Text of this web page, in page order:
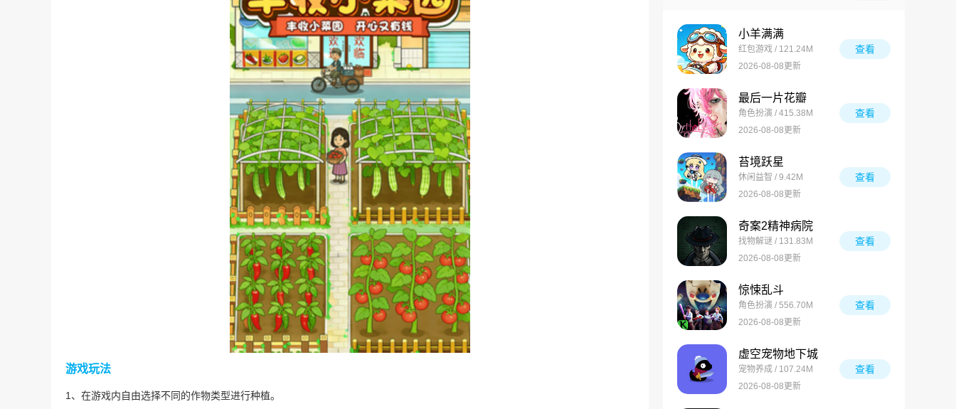
游戏玩法
1、在游戏内自由选择不同的作物类型进行种植。
小羊满满
红包游戏 / 121.24M
2026-08-08更新
查看
最后一片花瓣
角色扮演 / 415.38M
2026-08-08更新
查看
苔境跃星
休闲益智 / 9.42M
2026-08-08更新
查看
奇案2精神病院
找物解谜 / 131.83M
2026-08-08更新
查看
惊悚乱斗
角色扮演 / 556.70M
2026-08-08更新
查看
虚空宠物地下城
宠物养成 / 107.24M
2026-08-08更新
查看